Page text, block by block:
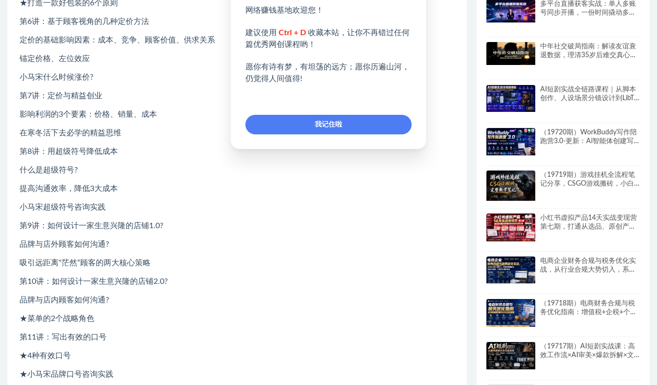
★打造一款好包装的6个原则
第6讲：基于顾客视角的几种定价方法
定价的基础影响因素：成本、竞争、顾客价值、供求关系
锚定价格、左位效应
小马宋什么时候涨价?
第7讲：定价与精益创业
影响利润的3个要素：价格、销量、成本
在寒冬活下去必学的精益思维
第8讲：用超级符号降低成本
什么是超级符号?
提高沟通效率，降低3大成本
小马宋超级符号咨询实践
第9讲：如何设计一家生意兴隆的店铺1.0?
品牌与店外顾客如何沟通?
吸引远距离“茫然”顾客的两大核心策略
第10讲：如何设计一家生意兴隆的店铺2.0?
品牌与店内顾客如何沟通?
★菜单的2个战略角色
第11讲：写出有效的口号
★4种有效口号
★小马宋品牌口号咨询实践
多平台直播获客实战：单人多账
号同步开播，一份时间撬动多渠
中年社交破局指南：解读友谊衰
退数据，理清35岁后难交真心朋
AI短剧实战全链路课程｜从脚本
创作、人设场景分镜设计到LibTV
（19720期）WorkBuddy写作陪
跑营3.0-更新：Ai智能体创建写
（19719期）游戏挂机全流程笔
记分享，CSGO游戏搬砖，小白
小红书虚拟产品14天实战变现营
第七期，打通从选品、原创产
电商企业财务合规与税务优化实
战，从行业合规大势切入，系统
（19718期）电商财务合规与税
务优化指南：增值税+企税+个税
（19717期）AI短剧实战课：高
效工作流×AI审美×爆款拆解×文
网络赚钱基地欢迎您！
建议使用 Ctrl + D 收藏本站，让你不再错过任何
篇优秀网创课程哟！
愿你有诗有梦，有坦荡的远方；愿你历遍山河，
仍觉得人间值得!
我记住啦